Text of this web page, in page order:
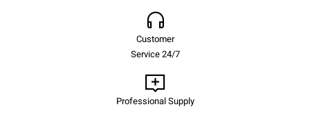
Customer
Service 24/7
Professional Supply